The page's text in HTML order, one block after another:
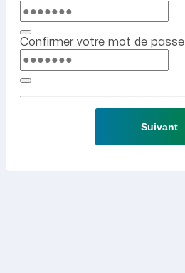
Confirmer votre mot de passe
Suivant